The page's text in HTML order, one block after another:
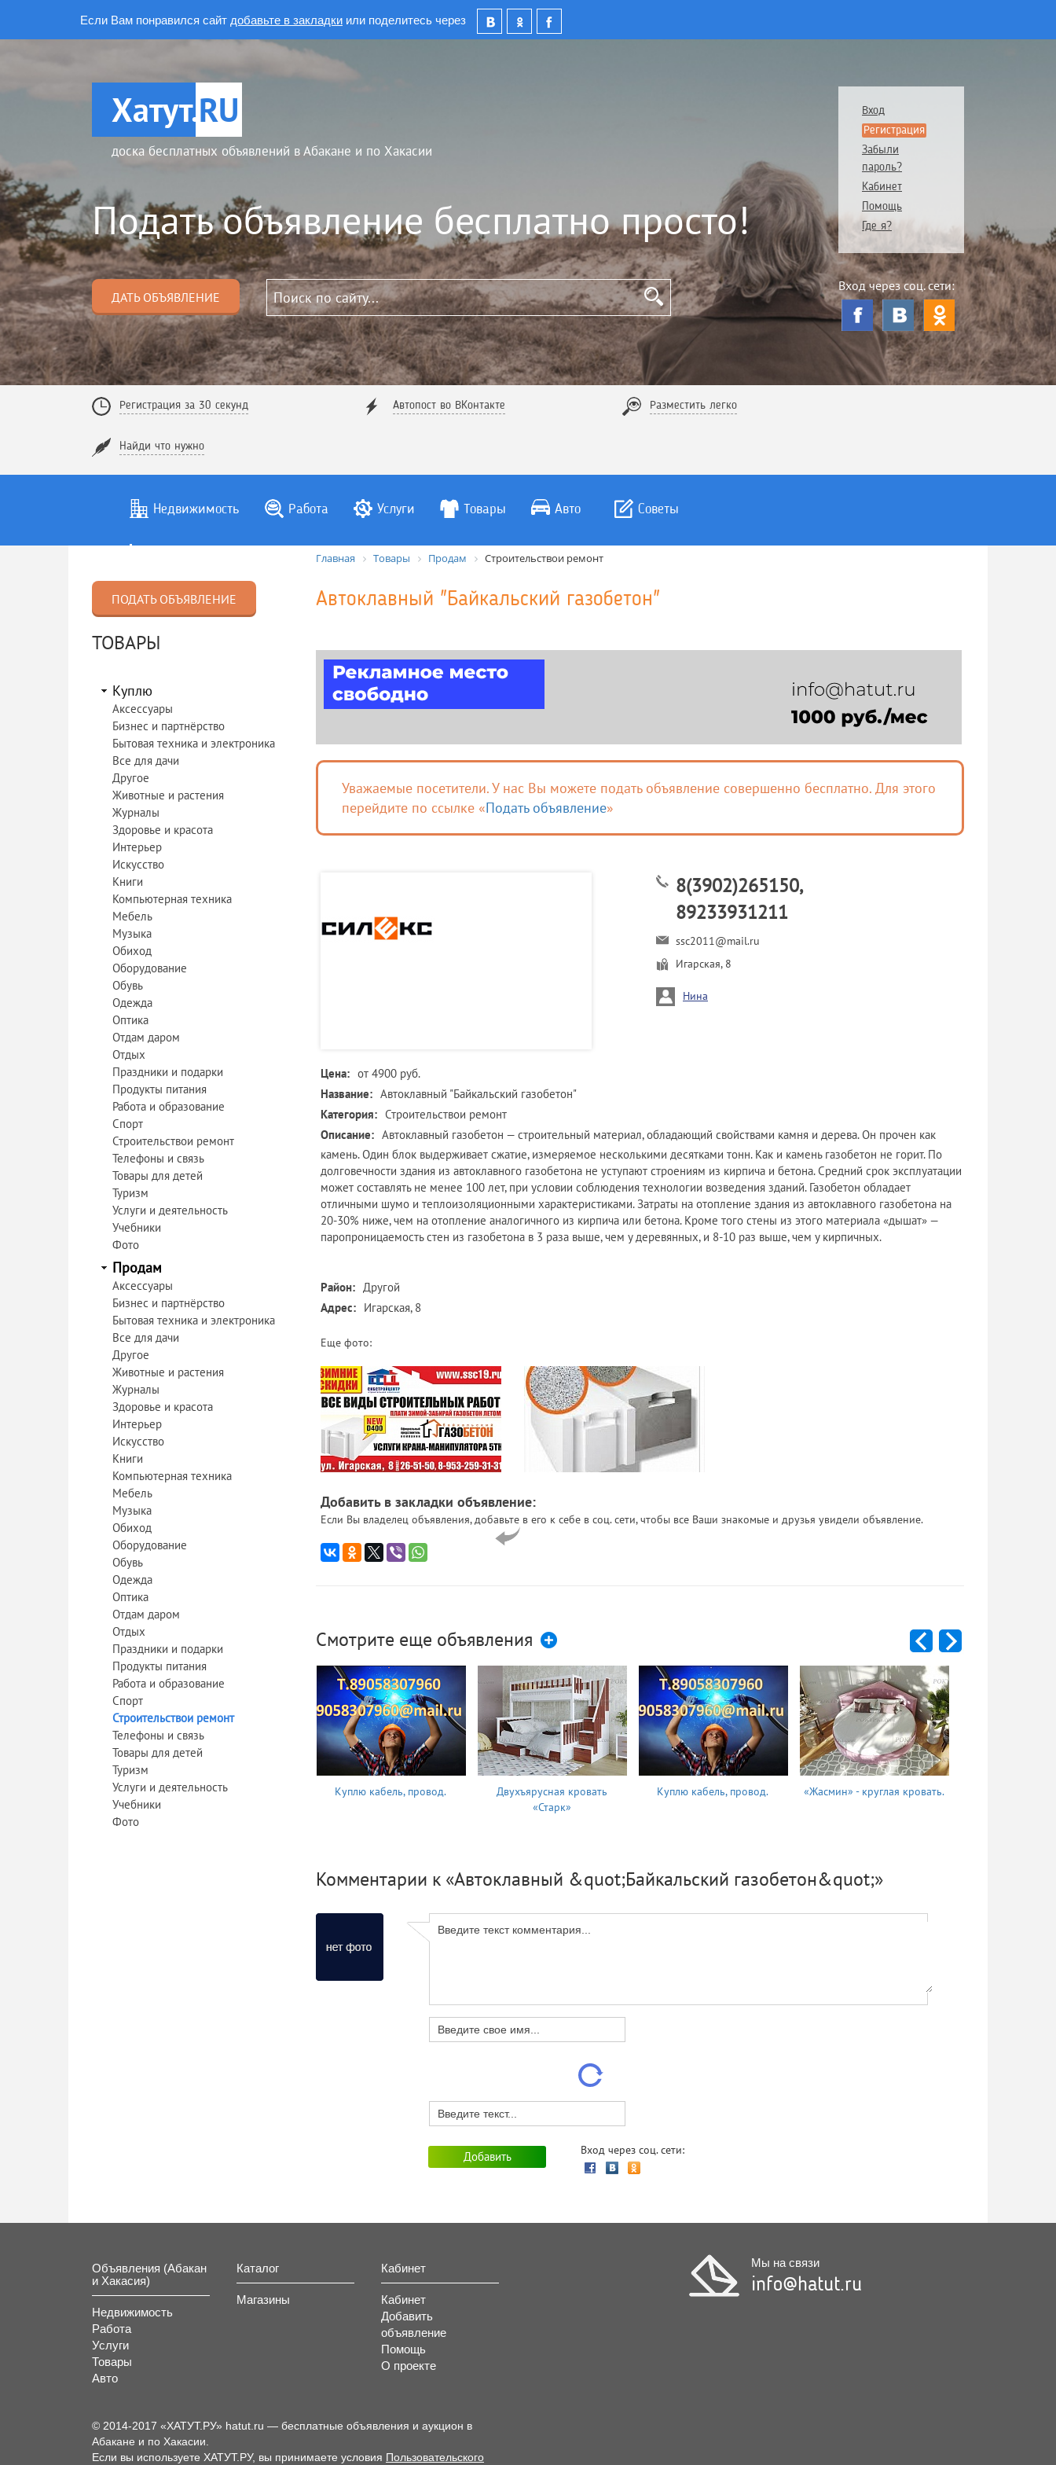
Если Вам понравился сайт добавьте в закладки или поделитесь через
Хатут.RU
доска бесплатных объявлений в Абакане и по Хакасии
Подать объявление бесплатно просто!
ДАТЬ ОБЪЯВЛЕНИЕ
Вход
Регистрация
Забыли
пароль?
Кабинет
Помощь
Где я?
Вход через соц. сети:
Регистрация за 30 секунд Автопост во ВКонтакте Разместить легко
Найди что нужно
Недвижимость Работа Услуги Товары Авто Советы
ПОДАТЬ ОБЪЯВЛЕНИЕ
ТОВАРЫ
Куплю
Аксессуары
Бизнес и партнёрство
Бытовая техника и электроника
Все для дачи
Другое
Животные и растения
Журналы
Здоровье и красота
Интерьер
Искусство
Книги
Компьютерная техника
Мебель
Музыка
Обиход
Оборудование
Обувь
Одежда
Оптика
Отдам даром
Отдых
Праздники и подарки
Продукты питания
Работа и образование
Спорт
Строительствои ремонт
Телефоны и связь
Товары для детей
Туризм
Услуги и деятельность
Учебники
Фото
Продам
Аксессуары
Бизнес и партнёрство
Бытовая техника и электроника
Все для дачи
Другое
Животные и растения
Журналы
Здоровье и красота
Интерьер
Искусство
Книги
Компьютерная техника
Мебель
Музыка
Обиход
Оборудование
Обувь
Одежда
Оптика
Отдам даром
Отдых
Праздники и подарки
Продукты питания
Работа и образование
Спорт
Строительствои ремонт
Телефоны и связь
Товары для детей
Туризм
Услуги и деятельность
Учебники
Фото
Главная Товары Продам Строительствои ремонт
Автоклавный "Байкальский газобетон"
Уважаемые посетители. У нас Вы можете подать объявление совершенно бесплатно. Для этого
перейдите по ссылке «Подать объявление»
8(3902)265150,
89233931211
ssc2011@mail.ru
Игарская, 8
Нина
Цена: от 4900 руб.
Название: Автоклавный "Байкальский газобетон"
Категория: Строительствои ремонт
Описание: Автоклавный газобетон — строительный материал, обладающий свойствами камня и дерева. Он прочен как
камень. Один блок выдерживает сжатие, измеряемое несколькими десятками тонн. Как и камень газобетон не горит. По
долговечности здания из автоклавного газобетона не уступают строениям из кирпича и бетона. Средний срок эксплуатации
может составлять не менее 100 лет, при условии соблюдения технологии возведения зданий. Газобетон обладает
отличными шумо и теплоизоляционными характеристиками. Затраты на отопление здания из автоклавного газобетона на
20-30% ниже, чем на отопление аналогичного из кирпича или бетона. Кроме того стены из этого материала «дышат» —
паропроницаемость стен из газобетона в 3 раза выше, чем у деревянных, и 8-10 раз выше, чем у кирпичных.
Район: Другой
Адрес: Игарская, 8
Еще фото:
Добавить в закладки объявление:
Если Вы владелец объявления, добавьте в его к себе в соц. сети, чтобы все Ваши знакомые и друзья увидели объявление.
Смотрите еще объявления
Куплю кабель, провод.
Двухъярусная кровать
«Старк»
Куплю кабель, провод. «Жасмин» - круглая кровать.
Комментарии к «Автоклавный &quot;Байкальский газобетон&quot;»
Вход через соц. сети:
Объявления (Абакан
и Хакасия)
Недвижимость
Работа
Услуги
Товары
Авто
Каталог
Магазины
Кабинет
Кабинет
Добавить
объявление
Помощь
О проекте
Мы на связи
info@hatut.ru
© 2014-2017 «ХАТУТ.РУ» hatut.ru — бесплатные объявления и аукцион в
Абакане и по Хакасии.
Если вы используете ХАТУТ.РУ, вы принимаете условия Пользовательского